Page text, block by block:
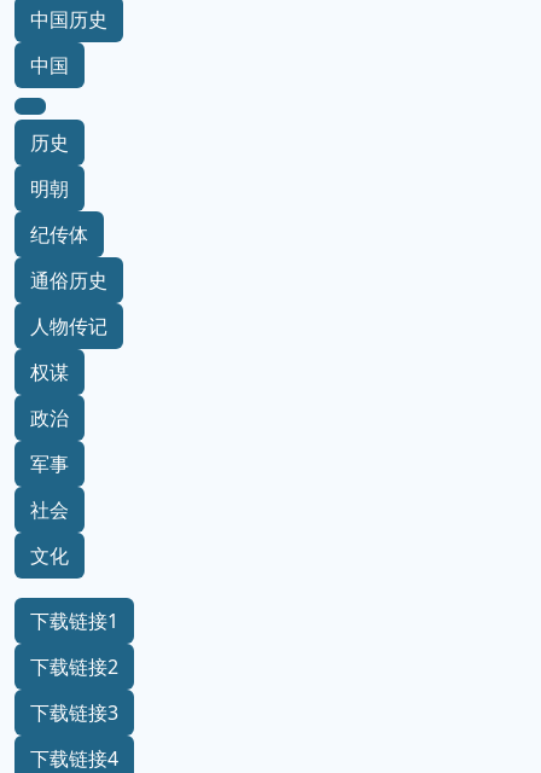
中国历史
中国
历史
明朝
纪传体
通俗历史
人物传记
权谋
政治
军事
社会
文化
下载链接1
下载链接2
下载链接3
下载链接4